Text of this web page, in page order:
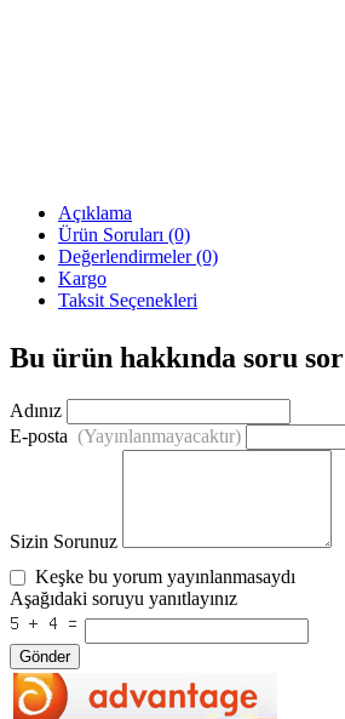
Açıklama
Ürün Soruları (0)
Değerlendirmeler (0)
Kargo
Taksit Seçenekleri
Bu ürün hakkında soru sor
Adınız
E-posta (Yayınlanmayacaktır)
Sizin Sorunuz
Keşke bu yorum yayınlanmasaydı
Aşağıdaki soruyu yanıtlayınız
Gönder